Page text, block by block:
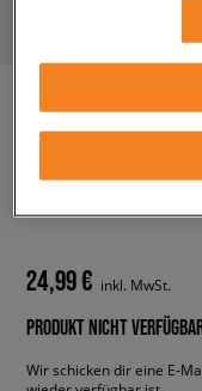
ADIDAS ACTIVE
24,99 € inkl. MwSt.
PRODUKT NICHT
Wir schicken dir eine E-